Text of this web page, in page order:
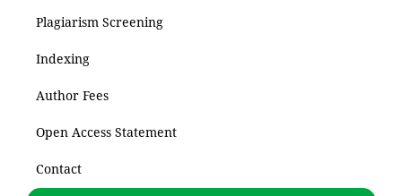
Plagiarism Screening
Indexing
Author Fees
Open Access Statement
Contact